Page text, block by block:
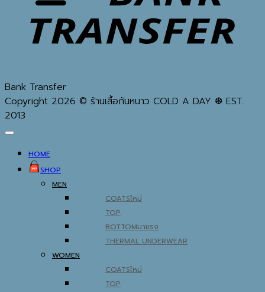
Bank Transfer
Copyright 2026 © ร้านเสื้อกันหนาว COLD A DAY ❆ EST.
2013
HOME
SHOP
MEN
COATS
TOP
BOTTOM
THERMAL UNDERWEAR
WOMEN
COATS
TOP